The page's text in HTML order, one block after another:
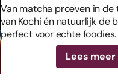
Van matcha proeven in de
van Kochi én natuurlijk de
perfect voor echte foodies.
Lees meer